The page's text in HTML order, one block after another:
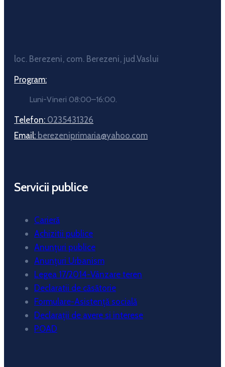
loc. Berezeni, com. Berezeni, jud.Vaslui
Program:
Luni-Vineri 08:00–16:00.
Telefon: 0235431326
Email: berezeniprimaria@yahoo.com
Servicii publice
Carieră
Achizitii publice
Anunțuri publice
Anunțuri Urbanism
Legea 17/2014-Vânzare teren
Declaratii de căsătorie
Formulare-Asistență socială
Declarații de avere si interese
POAD